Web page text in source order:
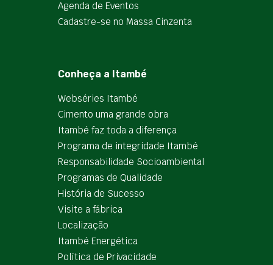
Agenda de Eventos
Cadastre-se no Massa Cinzenta
Conheça a Itambé
Webséries Itambé
Cimento uma grande obra
Itambé faz toda a diferença
Programa de integridade Itambé
Responsabilidade Socioambiental
Programas de Qualidade
História de Sucesso
Visite a fábrica
Localização
Itambé Energética
Política de Privacidade